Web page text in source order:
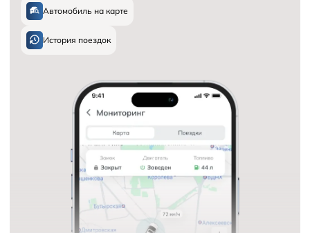
Автомобиль на карте
История поездок